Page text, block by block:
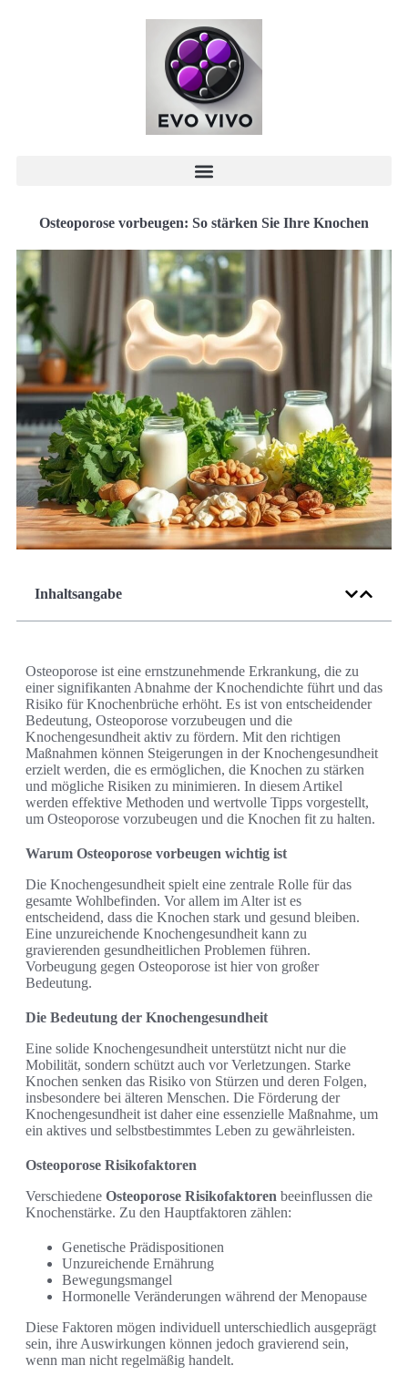
Osteoporose vorbeugen: So stärken Sie Ihre Knochen
Inhaltsangabe
Osteoporose ist eine ernstzunehmende Erkrankung, die zu
einer signifikanten Abnahme der Knochendichte führt und das
Risiko für Knochenbrüche erhöht. Es ist von entscheidender
Bedeutung, Osteoporose vorzubeugen und die
Knochengesundheit aktiv zu fördern. Mit den richtigen
Maßnahmen können Steigerungen in der Knochengesundheit
erzielt werden, die es ermöglichen, die Knochen zu stärken
und mögliche Risiken zu minimieren. In diesem Artikel
werden effektive Methoden und wertvolle Tipps vorgestellt,
um Osteoporose vorzubeugen und die Knochen fit zu halten.
Warum Osteoporose vorbeugen wichtig ist
Die Knochengesundheit spielt eine zentrale Rolle für das
gesamte Wohlbefinden. Vor allem im Alter ist es
entscheidend, dass die Knochen stark und gesund bleiben.
Eine unzureichende Knochengesundheit kann zu
gravierenden gesundheitlichen Problemen führen.
Vorbeugung gegen Osteoporose ist hier von großer
Bedeutung.
Die Bedeutung der Knochengesundheit
Eine solide Knochengesundheit unterstützt nicht nur die
Mobilität, sondern schützt auch vor Verletzungen. Starke
Knochen senken das Risiko von Stürzen und deren Folgen,
insbesondere bei älteren Menschen. Die Förderung der
Knochengesundheit ist daher eine essenzielle Maßnahme, um
ein aktives und selbstbestimmtes Leben zu gewährleisten.
Osteoporose Risikofaktoren
Verschiedene Osteoporose Risikofaktoren beeinflussen die
Knochenstärke. Zu den Hauptfaktoren zählen:
Genetische Prädispositionen
Unzureichende Ernährung
Bewegungsmangel
Hormonelle Veränderungen während der Menopause
Diese Faktoren mögen individuell unterschiedlich ausgeprägt
sein, ihre Auswirkungen können jedoch gravierend sein,
wenn man nicht regelmäßig handelt.